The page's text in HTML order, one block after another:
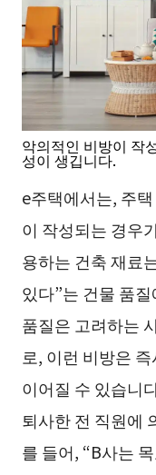
악의적인 비방이 작
성이 생깁니다.
e주택에서는, 주
이 작성되는 경우
용하는 건축 재료
있다”는 건물 품
품질은 고려하는
로, 이런 비방은
이어질 수 있습니
퇴사한 전 직원에
를 들어, “B사는